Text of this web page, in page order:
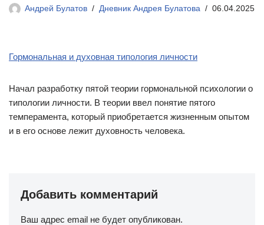
Андрей Булатов Дневник Андрея Булатова 06.04.2025
Гормональная и духовная типология личности
Начал разработку пятой теории гормональной психологии о
типологии личности. В теории ввел понятие пятого
темперамента, который приобретается жизненным опытом
и в его основе лежит духовность человека.
Добавить комментарий
Ваш адрес email не будет опубликован.